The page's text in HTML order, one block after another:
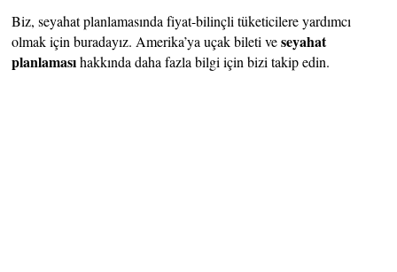
Biz, seyahat planlamasında fiyat-bilinçli tüketicilere yardımcı
olmak için buradayız. Amerika’ya uçak bileti veseyahat
planlamasıhakkında daha fazla bilgi için bizi takip edin.